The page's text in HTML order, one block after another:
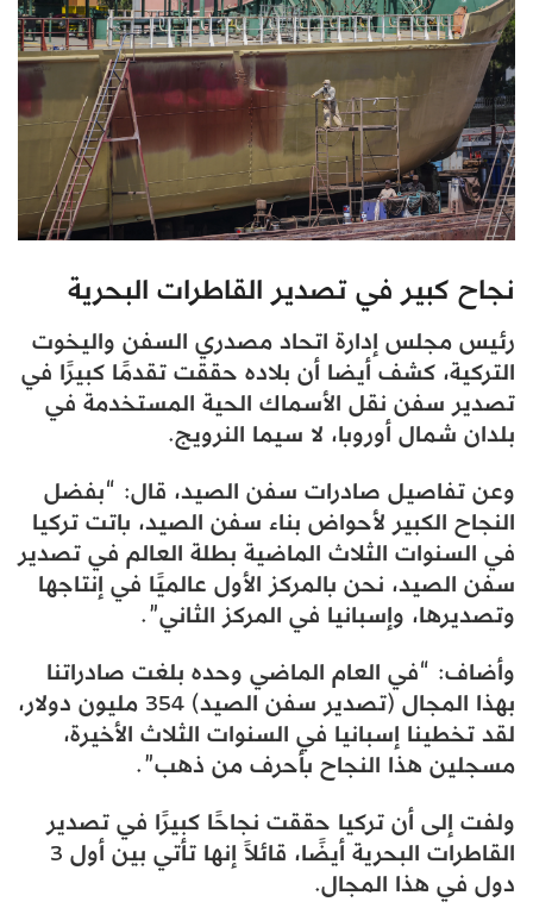
نجاح كبير في تصدير القاطرات البحرية
رئيس مجلس إدارة اتحاد مصدري السفن واليخوت
التركية، كشف أيضا أن بلاده حققت تقدمًا كبيرًا في
تصدير سفن نقل الأسماك الحية المستخدمة في
بلدان شمال أوروبا، لا سيما النرويج.
وعن تفاصيل صادرات سفن الصيد، قال: “بفضل
النجاح الكبير لأحواض بناء سفن الصيد، باتت تركيا
في السنوات الثلاث الماضية بطلة العالم في تصدير
سفن الصيد، نحن بالمركز الأول عالميًا في إنتاجها
وتصديرها، وإسبانيا في المركز الثاني”.
وأضاف: “في العام الماضي وحده بلغت صادراتنا
بهذا المجال (تصدير سفن الصيد) 354 مليون دولار،
لقد تخطينا إسبانيا في السنوات الثلاث الأخيرة،
مسجلين هذا النجاح بأحرف من ذهب”.
ولفت إلى أن تركيا حققت نجاحًا كبيرًا في تصدير
القاطرات البحرية أيضًا، قائلاً إنها تأتي بين أول 3
دول في هذا المجال.